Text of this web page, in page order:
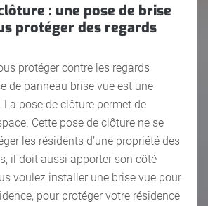
: une pose de brise
protéger des regards
protéger contre les regards
de panneau brise vue est une
pose de clôture permet de
Cette pose de clôture ne se
les résidents d’une propriété des
il doit aussi apporter son côté
voulez installer une brise vue pour
pour protéger votre résidence